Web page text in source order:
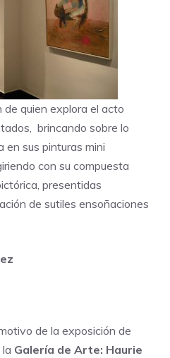
de quien explora el acto
brincando sobre lo
en sus pinturas mini
con su compuesta
presentidas
de sutiles ensoñaciones
de la exposición de
la Galería de Arte: Haurie